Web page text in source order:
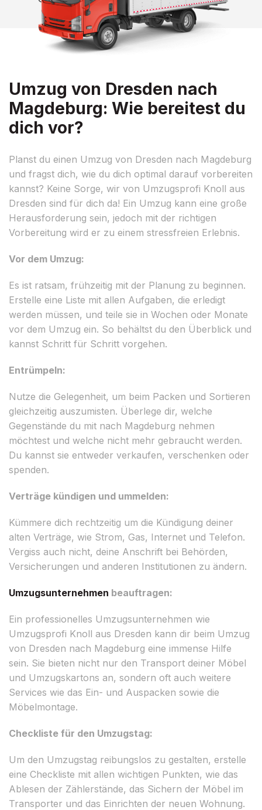
Umzug von Dresden nach
Magdeburg: Wie bereitest du
dich vor?
Planst du einen Umzug von Dresden nach Magdeburg
und fragst dich, wie du dich optimal darauf vorbereiten
kannst? Keine Sorge, wir von Umzugsprofi Knoll aus
Dresden sind für dich da! Ein Umzug kann eine große
Herausforderung sein, jedoch mit der richtigen
Vorbereitung wird er zu einem stressfreien Erlebnis.
Vor dem Umzug:
Es ist ratsam, frühzeitig mit der Planung zu beginnen.
Erstelle eine Liste mit allen Aufgaben, die erledigt
werden müssen, und teile sie in Wochen oder Monate
vor dem Umzug ein. So behältst du den Überblick und
kannst Schritt für Schritt vorgehen.
Entrümpeln:
Nutze die Gelegenheit, um beim Packen und Sortieren
gleichzeitig auszumisten. Überlege dir, welche
Gegenstände du mit nach Magdeburg nehmen
möchtest und welche nicht mehr gebraucht werden.
Du kannst sie entweder verkaufen, verschenken oder
spenden.
Verträge kündigen und ummelden:
Kümmere dich rechtzeitig um die Kündigung deiner
alten Verträge, wie Strom, Gas, Internet und Telefon.
Vergiss auch nicht, deine Anschrift bei Behörden,
Versicherungen und anderen Institutionen zu ändern.
Umzugsunternehmen beauftragen:
Ein professionelles Umzugsunternehmen wie
Umzugsprofi Knoll aus Dresden kann dir beim Umzug
von Dresden nach Magdeburg eine immense Hilfe
sein. Sie bieten nicht nur den Transport deiner Möbel
und Umzugskartons an, sondern oft auch weitere
Services wie das Ein- und Auspacken sowie die
Möbelmontage.
Checkliste für den Umzugstag:
Um den Umzugstag reibungslos zu gestalten, erstelle
eine Checkliste mit allen wichtigen Punkten, wie das
Ablesen der Zählerstände, das Sichern der Möbel im
Transporter und das Einrichten der neuen Wohnung.